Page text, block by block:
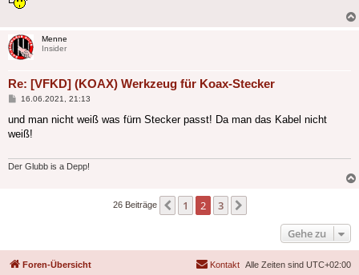
Menne
Insider
Re: [VFKD] (KOAX) Werkzeug für Koax-Stecker
Beitrag
16.06.2021, 21:13
und man nicht weiß was fürn Stecker passt! Da man das Kabel nicht
weiß!
Der Glubb is a Depp!
26 Beiträge Vorherige
1 2 3
Gehe zu
Foren-Übersicht Alle Zeiten sind UTC+02:00
Kontakt